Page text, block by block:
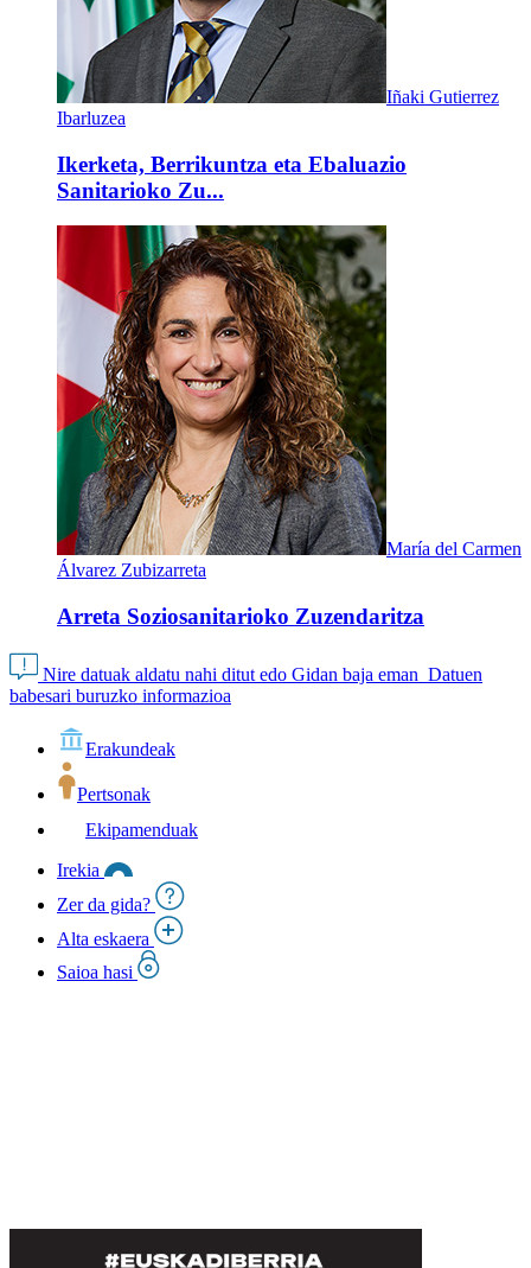
Iñaki Gutierrez
Ibarluzea
Ikerketa, Berrikuntza eta Ebaluazio
Sanitarioko Zu...
María del Carmen
Álvarez Zubizarreta
Arreta Soziosanitarioko Zuzendaritza
Nire datuak aldatu nahi ditut edo Gidan baja eman Datuen
babesari buruzko informazioa
Erakundeak
Pertsonak
Ekipamenduak
Irekia
Zer da gida?
Alta eskaera
Saioa hasi